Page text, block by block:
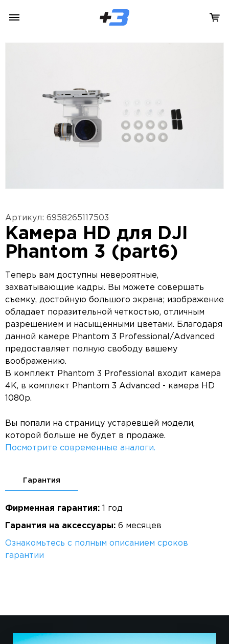
Артикул: 6958265117503
Камера HD для DJI
Phantom 3 (part6)
Теперь вам доступны невероятные,
захватывающие кадры. Вы можете совершать
съемку, достойную большого экрана; изображение
обладает поразительной четкостью, отличным
разрешением и насыщенными цветами. Благодаря
данной камере Phantom 3 Professional/Advanced
предоставляет полную свободу вашему
воображению.
В комплект Phantom 3 Professional входит камера
4К, в комплект Phantom 3 Advanced - камера HD
1080p.
Вы попали на страницу устаревшей модели,
которой больше не будет в продаже.
Посмотрите современные аналоги.
Гарантия
Фирменная гарантия: 1 год
Гарантия на аксессуары: 6 месяцев
Ознакомьтесь с полным описанием сроков
гарантии